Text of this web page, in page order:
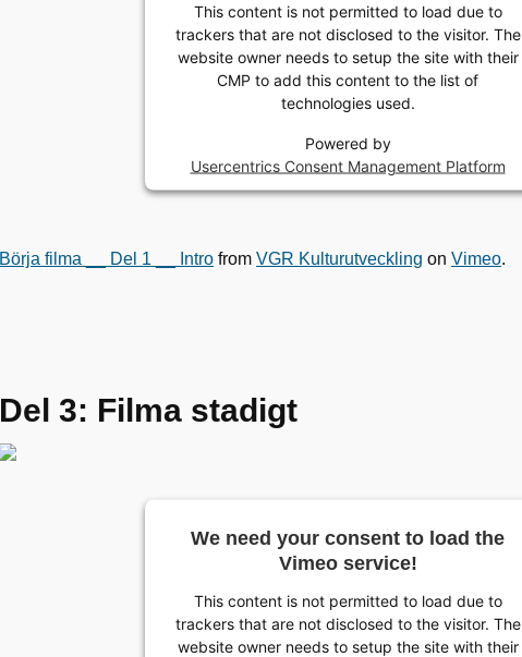
This content is not permitted to load due to
trackers that are not disclosed to the visitor. The
website owner needs to setup the site with their
CMP to add this content to the list of
technologies used.
Powered by
Usercentrics Consent Management Platform
Börja filma __ Del 1 __ Intro from VGR Kulturutveckling on Vimeo.
Del 3: Filma stadigt
We need your consent to load the
Vimeo service!
This content is not permitted to load due to
trackers that are not disclosed to the visitor. The
website owner needs to setup the site with their